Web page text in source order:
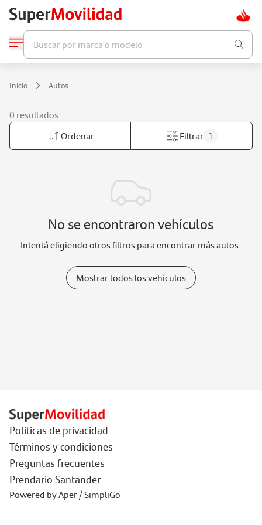
Buscar por marca o modelo
Inicio Autos
0 resultados
Ordenar
Filtrar 1
No se encontraron vehículos
Intentá eligiendo otros filtros para encontrar más autos.
Mostrar todos los vehículos
Políticas de privacidad
Términos y condiciones
Preguntas frecuentes
Prendario Santander
Powered by Aper / SimpliGo